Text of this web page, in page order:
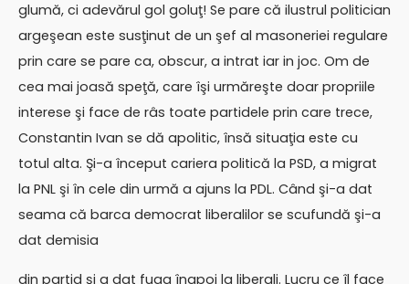
glumă, ci adevărul gol goluţ! Se pare că ilustrul politician
argeşean este susţinut de un şef al masoneriei regulare
prin care se pare ca, obscur, a intrat iar in joc. Om de
cea mai joasă speţă, care îşi urmăreşte doar propriile
interese şi face de râs toate partidele prin care trece,
Constantin Ivan se dă apolitic, însă situaţia este cu
totul alta. Şi-a început cariera politică la PSD, a migrat
la PNL şi în cele din urmă a ajuns la PDL. Când şi-a dat
seama că barca democrat liberalilor se scufundă şi-a
dat demisia
din partid şi a dat fuga înapoi la liberali. Lucru ce îl face